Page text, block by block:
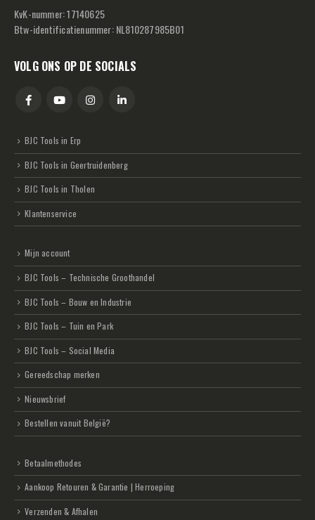
KvK-nummer: 17140625
Btw-identificatienummer: NL810287985B01
VOLG ONS OP DE SOCIALS
BJC Tools in Erp
BJC Tools in Geertruidenberg
BJC Tools in Tholen
Klantenservice
Mijn account
BJC Tools – Technische Groothandel
BJC Tools – Bouw en Industrie
BJC Tools – Tuin en Park
BJC Tools – Social Media
Gereedschap merken
Nieuwsbrief
Bestellen vanuit België?
Betaalmethodes
Aankoop Retouren & Garantie | Herroeping
Verzenden & Afhalen